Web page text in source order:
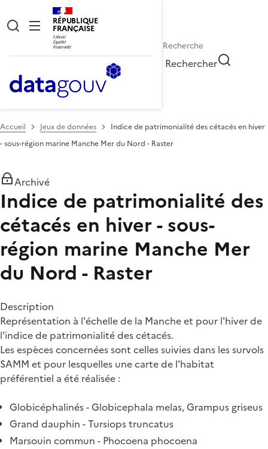
RÉPUBLIQUE
FRANÇAISE
Rechercher
Accueil Jeux de données
Indice de patrimonialité des cétacés en hiver
- sous-région marine Manche Mer du Nord - Raster
Archivé
Indice de patrimonialité des
cétacés en hiver - sous-
région marine Manche Mer
du Nord - Raster
Description
Représentation à l'échelle de la Manche et pour l'hiver de
l'indice de patrimonialité des cétacés.
Les espèces concernées sont celles suivies dans les survols
SAMM et pour lesquelles une carte de l'habitat
préférentiel a été réalisée :
Globicéphalinés - Globicephala melas, Grampus griseus
Grand dauphin - Tursiops truncatus
Marsouin commun - Phocoena phocoena